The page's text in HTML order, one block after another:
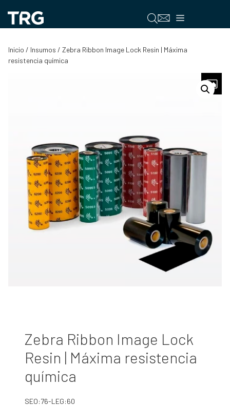
contenido
Menú
Inicio / Insumos / Zebra Ribbon Image Lock Resin | Máxima
resistencia química
Zebra Ribbon Image Lock
Resin | Máxima resistencia
química
SEO:76-LEG:60